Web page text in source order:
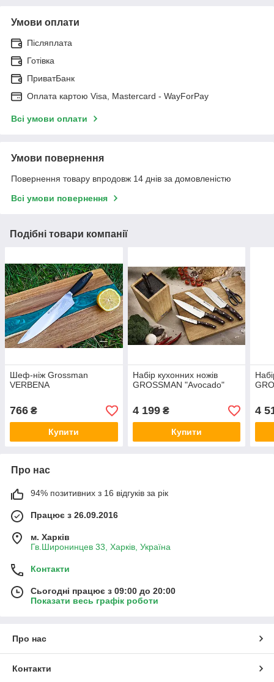
Умови оплати
Післяплата
Готівка
ПриватБанк
Оплата картою Visa, Mastercard - WayForPay
Всі умови оплати
Умови повернення
Повернення товару впродовж 14 днів за домовленістю
Всі умови повернення
Подібні товари компанії
Шеф-ніж Grossman
VERBENA
766 ₴
Купити
Набір кухонних ножів
GROSSMAN "Avocado"
4 199₴
Купити
4
Про нас
94% позитивних з 16 відгуків за рік
Працює з 26.09.2016
м. Харків
Гв.Широнинцев 33, Харків, Україна
Контакти
Сьогодні працює з 09:00 до 20:00
Показати весь графік роботи
Про нас
Контакти